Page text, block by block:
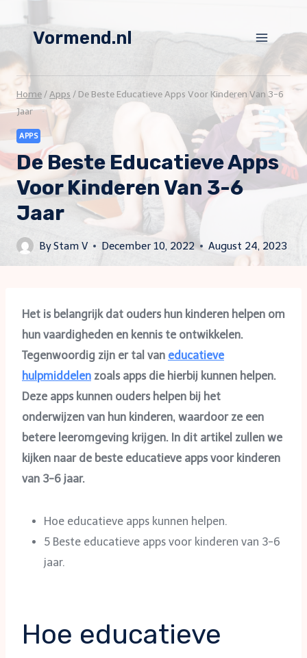
content
Vormend.nl
Home/Apps / De Beste Educatieve Apps Voor Kinderen Van 3-6
Jaar
APPS
De Beste Educatieve Apps
Voor Kinderen Van 3-6
Jaar
ByStam V December 10, 2022 August 24, 2023
Het is belangrijk dat ouders hun kinderen helpen om
hun vaardigheden en kennis te ontwikkelen.
Tegenwoordig zijn er tal van educatieve
hulpmiddelen zoals apps die hierbij kunnen helpen.
Deze apps kunnen ouders helpen bij het
onderwijzen van hun kinderen, waardoor ze een
betere leeromgeving krijgen. In dit artikel zullen we
kijken naar de beste educatieve apps voor kinderen
van 3-6 jaar.
Hoe educatieve apps kunnen helpen.
5 Beste educatieve apps voor kinderen van 3-6
jaar.
Hoe educatieve